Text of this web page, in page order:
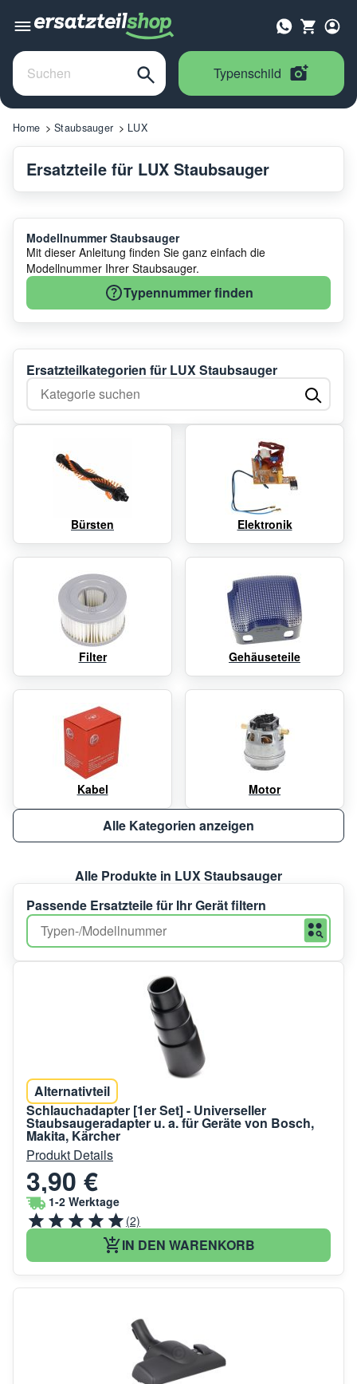
Typenschild
Home Staubsauger LUX
Ersatzteile für LUX Staubsauger
Modellnummer Staubsauger
Mit dieser Anleitung finden Sie ganz einfach die
Modellnummer Ihrer Staubsauger.
Typennummer finden
Ersatzteilkategorien für LUX Staubsauger
Kategorie suchen
Bürsten Elektronik
Filter Gehäuseteile
Kabel Motor
Alle Kategorien anzeigen
Alle Produkte in LUX Staubsauger
Passende Ersatzteile für Ihr Gerät filtern
Alternativteil
Schlauchadapter [1er Set] - Universeller
Staubsaugeradapter u. a. für Geräte von Bosch,
Makita, Kärcher
Produkt Details
3,90 €
1-2 Werktage
(2)
IN DEN WARENKORB